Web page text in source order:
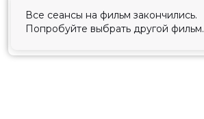
Все сеансы на фильм закончились.
Попробуйте выбрать другой фильм.
Принять